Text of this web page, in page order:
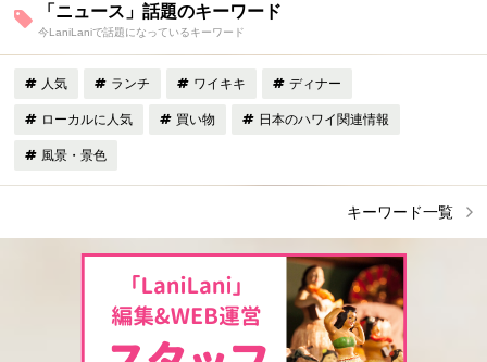
「ニュース」話題のキーワード
今LaniLaniで話題になっているキーワード
人気 ランチ ワイキキ ディナー
ローカルに人気 買い物 日本のハワイ関連情報
風景・景色
キーワード一覧